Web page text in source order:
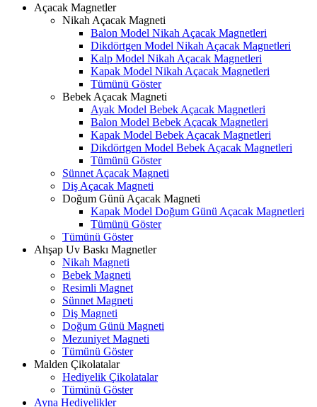
Açacak Magnetler
Nikah Açacak Magneti
Balon Model Nikah Açacak Magnetleri
Dikdörtgen Model Nikah Açacak Magnetleri
Kalp Model Nikah Açacak Magnetleri
Kapak Model Nikah Açacak Magnetleri
Tümünü Göster
Bebek Açacak Magneti
Ayak Model Bebek Açacak Magnetleri
Balon Model Bebek Açacak Magnetleri
Kapak Model Bebek Açacak Magnetleri
Dikdörtgen Model Bebek Açacak Magnetleri
Tümünü Göster
Sünnet Açacak Magneti
Diş Açacak Magneti
Doğum Günü Açacak Magneti
Kapak Model Doğum Günü Açacak Magnetleri
Tümünü Göster
Tümünü Göster
Ahşap Uv Baskı Magnetler
Nikah Magneti
Bebek Magneti
Resimli Magnet
Sünnet Magneti
Diş Magneti
Doğum Günü Magneti
Mezuniyet Magneti
Tümünü Göster
Malden Çikolatalar
Hediyelik Çikolatalar
Tümünü Göster
Ayna Hediyelikler